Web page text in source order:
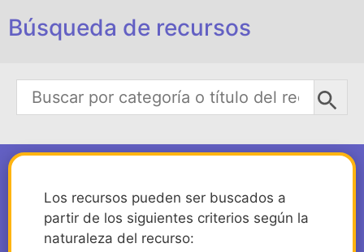
Búsqueda de recursos
Los recursos pueden ser buscados a
partir de los siguientes criterios según la
naturaleza del recurso: